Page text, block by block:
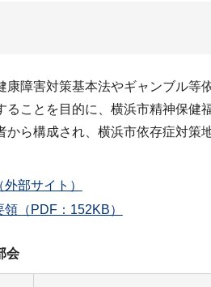
障害対策基本法やギャンブル
ことを目的に、横浜市精神保健
ら構成され、横浜市依存症対
部サイト）
（PDF：152KB）
会